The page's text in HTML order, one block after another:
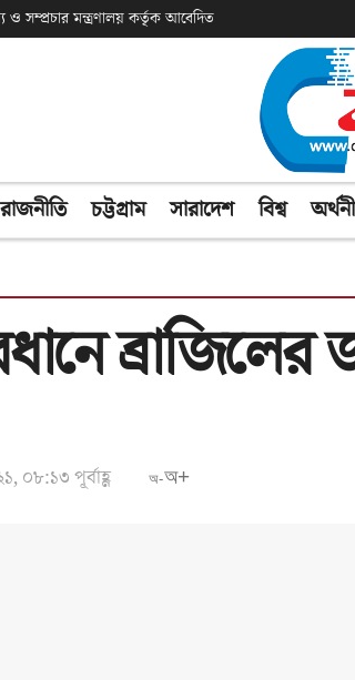
ও সম্প্রচার মন্ত্রণালয় কর্তৃক আবেদিত
রাজনীতি চট্টগ্রাম সারাদেশ বিশ্ব
০৮:১৩ পূর্বাহ্ণ অ-অ+